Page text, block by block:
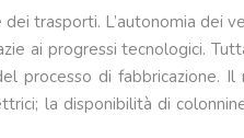
trasporti. L’autonomia dei
ai progressi tecnologici.
processo di
la disponibilità di